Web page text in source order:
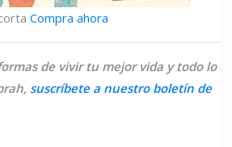
Compra ahora
de vivir tu mejor vida y todo lo
suscríbete a nuestro boletín de